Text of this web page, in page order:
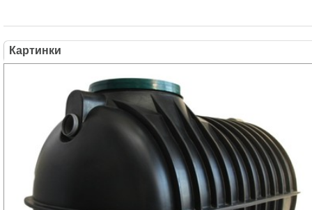
Картинки